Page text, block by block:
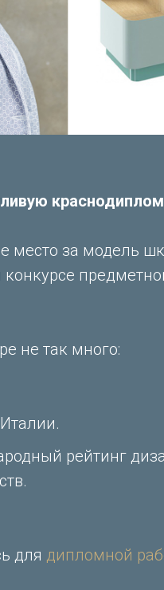
место за модель
не так много:
рейтинг
для дипломной